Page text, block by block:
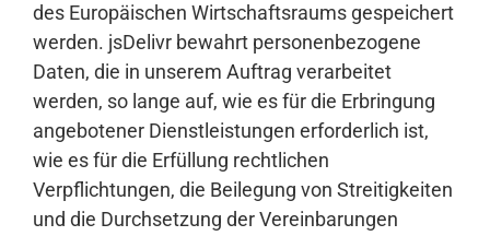
des Europäischen Wirtschaftsraums gespeichert
werden. jsDelivr bewahrt personenbezogene
Daten, die in unserem Auftrag verarbeitet
werden, so lange auf, wie es für die Erbringung
angebotener Dienstleistungen erforderlich ist,
wie es für die Erfüllung rechtlichen
Verpflichtungen, die Beilegung von Streitigkeiten
und die Durchsetzung der Vereinbarungen